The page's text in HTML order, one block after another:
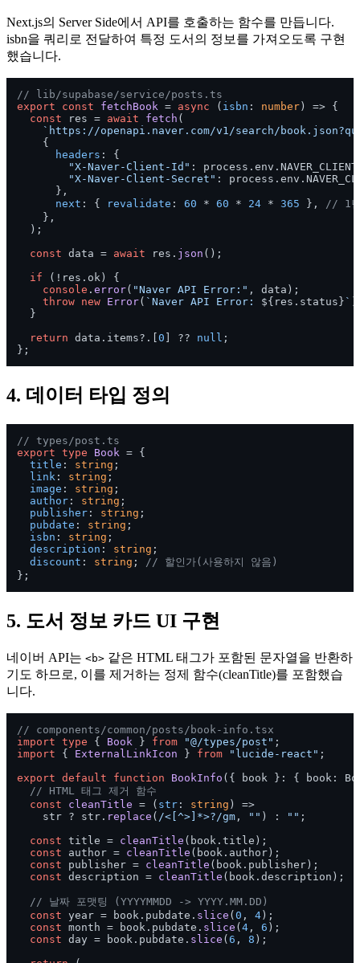
Next.js의 Server Side에서 API를 호출하는 함수를 만듭니다.
isbn을 쿼리로 전달하여 특정 도서의 정보를 가져오도록 구현
했습니다.
// lib/supabase/service/posts.ts
export
const fetchBook = async ( isbn : number ) => {
const res = await fetch (
`https://openapi.naver.com/v1/search/
    {
headers : {
"X-Naver-Client-Id" : process. env .
"X-Naver-Client-Secret" : process. env .
      },
next : { revalidate : 60 * 60 * 24 * 365 }, // 1
    },
  );
const data = await res. json ();
if (!res. ok ) {
console . error( "Naver API Error:" , data);
throw new Error( `Naver API Error: ${res.status} `
  }
return data. items?.[ 0 ] ?? null ;
4. 데이터 타입 정의
// types/post.ts
export type Book = {
title : string ;
link : string ;
image : string ;
author : string ;
publisher : string ;
pubdate : string ;
isbn : string ;
description : string ;
discount : string ; // 할인가(사용하지 않음)
5. 도서 정보 카드 UI 구현
네이버 API는 <b> 같은 HTML 태그가 포함된 문자열을 반환하
기도 하므로, 이를 제거하는 정제 함수(cleanTitle)를 포함했습
니다.
// components/common/posts/book-info.tsx
import type { Book } from "@/types/post"
import { ExternalLinkIcon } from "lucide-react" ;
export default function BookInfo ( { book }: { book:
// HTML 태그 제거 함수
const
cleanTitle = ( str : string ) =>
    str ? str.
replace ( /<[^>]*>?/gm , "" ) : "" ;
const title = cleanTitle (book. title );
const author = cleanTitle (book. author );
const publisher = cleanTitle (book. publisher );
const description = cleanTitle (book. description );
// 날짜 포맷팅 (YYYYMMDD -> YYYY.MM.DD)
const year = book. pubdate . slice ( 0 , 4 );
const month = book. pubdate . slice ( 4 , 6 );
const day = book. pubdate . slice ( 6 , 8 );